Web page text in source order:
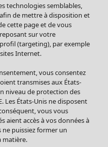
technologies semblables,
de mettre à disposition et
cette page et de vous
sur votre
(targeting), par exemple
Internet.
vous consentez
transmises aux États-
niveau de protection des
Les États-Unis ne disposent
vous vous
aient accès à vos données à
puissiez former un
matière.